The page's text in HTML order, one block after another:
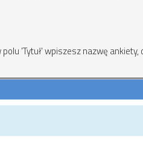
'Tytuł' wpiszesz nazwę